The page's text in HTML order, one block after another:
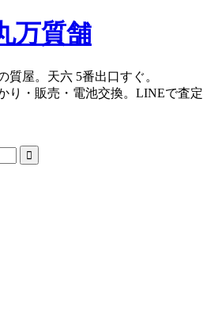
質屋。天六 5番出口すぐ。
り・販売・電池交換。LINEで査定